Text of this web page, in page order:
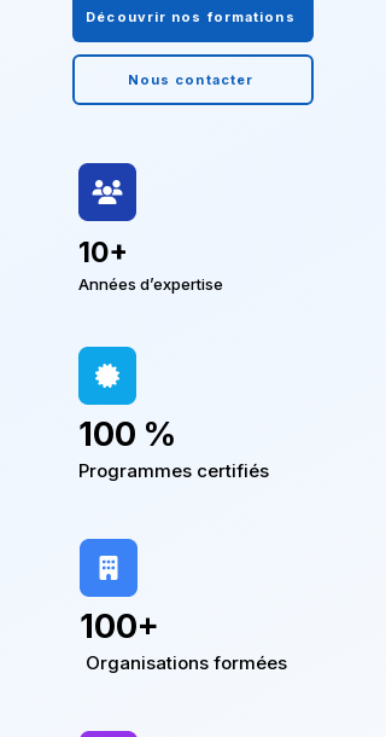
Découvrir nos formations
Nous contacter
10+
Années d’expertise
100 %
Programmes certifiés
100+
Organisations formées